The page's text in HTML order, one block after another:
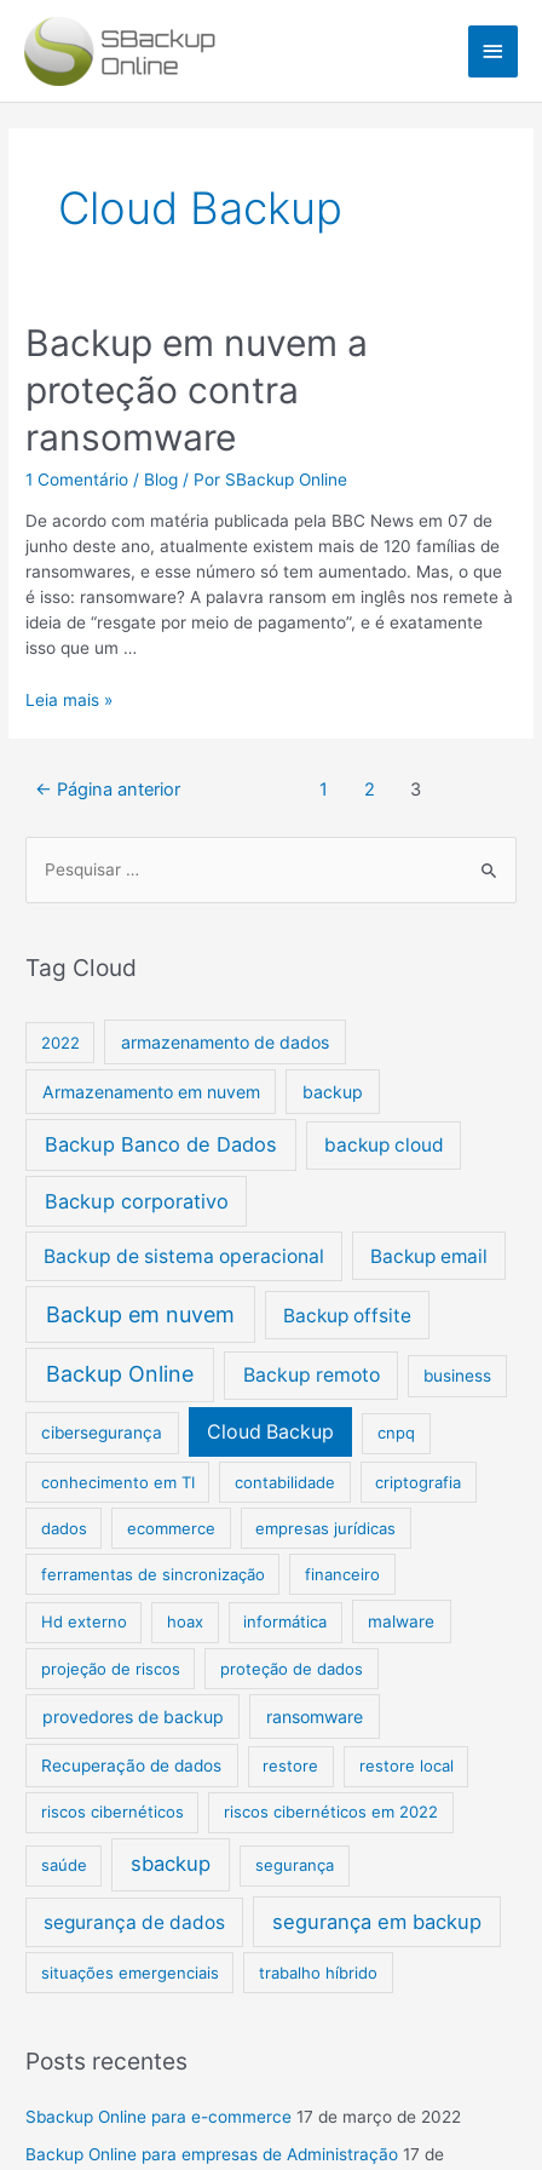
para
conteúdo
Cloud Backup
Backup em nuvem a
proteção contra
ransomware
1 Comentário / Blog / Por SBackup Online
De acordo com matéria publicada pela BBC News em 07 de
junho deste ano, atualmente existem mais de 120 famílias de
ransomwares, e esse número só tem aumentado. Mas, o que
é isso: ransomware? A palavra ransom em inglês nos remete à
ideia de “resgate por meio de pagamento”, e é exatamente
isso que um …
Backup
em
nuvem
a
proteção
contra
ransomware
Leia mais »
← Página anterior 1 2 3
e
q
s
p
r
Tag Cloud
2022 armazenamento de dados
Armazenamento em nuvem backup
Backup Banco de Dados backup cloud
Backup corporativo
Backup de sistema operacional Backup email
Backup em nuvem Backup offsite
Backup Online Backup remoto business
cibersegurança Cloud Backup cnpq
conhecimento em TI contabilidade criptografia
dados ecommerce empresas jurídicas
ferramentas de sincronização financeiro
Hd externo hoax informática malware
projeção de riscos proteção de dados
provedores de backup ransomware
Recuperação de dados restore restore local
riscos cibernéticos riscos cibernéticos em 2022
saúde sbackup segurança
segurança de dados segurança em backup
situações emergenciais trabalho híbrido
Posts recentes
Sbackup Online para e-commerce 17 de março de 2022
Backup Online para empresas de Administração 17 de